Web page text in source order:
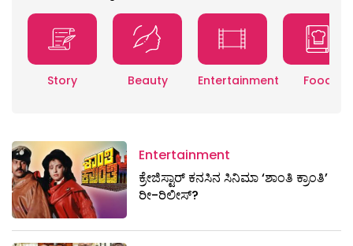
Story Beauty Entertainment Food
Entertainment
ಕ್ರೇಜಿಸ್ಟಾರ್ ಕನಸಿನ ಸಿನಿಮಾ ‘ಶಾಂತಿ ಕ್ರಾಂತಿ’
ರೀ-ರಿಲೀಸ್?